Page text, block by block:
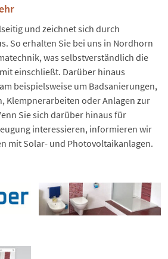
und zeichnet sich durch
So erhalten Sie bei uns in Nordhorn
was selbstverständlich die
einschließt. Darüber hinaus
beispielsweise um Badsanierungen,
Klempnerarbeiten oder Anlagen zur
Sie sich darüber hinaus für
interessieren, informieren wir
mit Solar- und Photovoltaikanlagen.